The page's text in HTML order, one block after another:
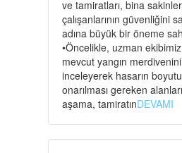
ve tamiratları, bina
çalışanlarının güvenliğini
adına büyük bir öneme
•Öncelikle, uzman ekibimiz
mevcut yangın
inceleyerek hasarın
onarılması gereken
aşama, tamiratınDEVAMI